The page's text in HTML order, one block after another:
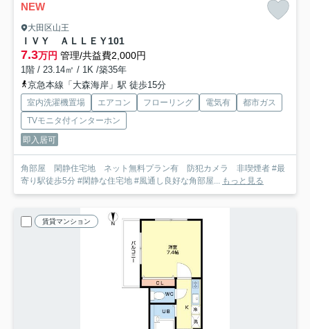
NEW
大田区山王
ＩＶＹ ＡＬＬＥＹ101
7.3万円 管理/共益費2,000円
1階 / 23.14㎡ / 1K /築35年
京急本線「大森海岸」駅 徒歩15分
室内洗濯機置場 エアコン フローリング 電気有
都市ガス
TVモニタ付インターホン
即入居可
角部屋 閑静住宅地 ネット無料プラン有 防犯カメラ 非喫煙者 #最
寄り駅徒歩5分 #閑静な住宅地 #風通し良好な角部屋... もっと見る
賃貸マンション